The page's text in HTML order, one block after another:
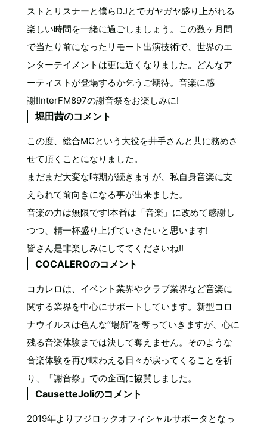
ストとリスナーと僕らDJとでガヤガヤ盛り上がれる
楽しい時間を一緒に過ごしましょう。この数ヶ月間
で当たり前になったリモート出演技術で、世界のエ
ンターテイメントは更に近くなりました。どんなア
ーティストが登場するか乞うご期待。音楽に感
謝!InterFM897の謝音祭をお楽しみに!
堀田茜のコメント
この度、総合MCという大役を井手さんと共に務めさ
せて頂くことになりました。
まだまだ大変な時期が続きますが、私自身音楽に支
えられて前向きになる事が出来ました。
音楽の力は無限です!本番は「音楽」に改めて感謝し
つつ、精一杯盛り上げていきたいと思います!
皆さん是非楽しみにしててくださいね!!
COCALEROのコメント
コカレロは、イベント業界やクラブ業界など音楽に
関する業界を中心にサポートしています。新型コロ
ナウイルスは色んな“場所”を奪っていきますが、心に
残る音楽体験までは決して奪えません。そのような
音楽体験を再び味わえる日々が戻ってくることを祈
り、「謝音祭」での企画に協賛しました。
CausetteJoliのコメント
2019年よりフジロックオフィシャルサポータとなっ